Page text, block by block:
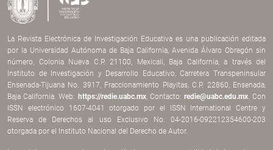
La Revista Electrónica de Investigación Educativa es una publicación editada
por la Universidad Autónoma de Baja California, Avenida Álvaro Obregón sin
número, Colonia Nueva C.P. 21100, Mexicali, Baja California, a través del
Instituto de Investigación y Desarrollo Educativo, Carretera Transpeninsular
Ensenada-Tijuana No. 3917, Fraccionamiento Playitas, C.P. 22860, Ensenada,
Baja California. Web: https://redie.uabc.mx, Contacto: redie@uabc.edu.mx. Con
ISSN electrónico 1607-4041 otorgado por el ISSN International Centre y
Reserva de Derechos al uso Exclusivo No. 04-2016-092212354600-203
otorgada por el Instituto Nacional del Derecho de Autor.